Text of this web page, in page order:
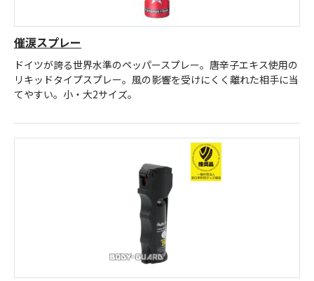
催涙スプレー
ドイツが誇る世界水準のペッパースプレー。唐辛子エキス使用の
リキッドタイプスプレー。風の影響を受けにくく離れた相手に当
てやすい。小・大2サイズ。